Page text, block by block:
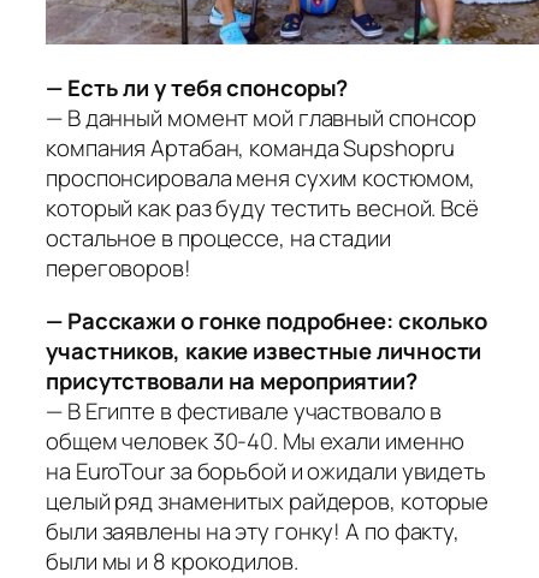
— Есть ли у тебя спонсоры?
— В данный момент мой главный спонсор
компания Артабан, команда Supshopru
проспонсировала меня сухим костюмом,
который как раз буду тестить весной. Всё
остальное в процессе, на стадии
переговоров!
— Расскажи о гонке подробнее: сколько
участников, какие известные личности
присутствовали на мероприятии?
— В Египте в фестивале участвовало в
общем человек 30-40. Мы ехали именно
на EuroTour за борьбой и ожидали увидеть
целый ряд знаменитых райдеров, которые
были заявлены на эту гонку! А по факту,
были мы и 8 крокодилов.